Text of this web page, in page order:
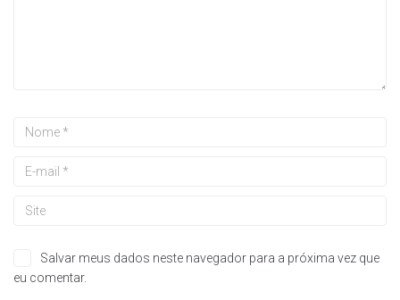
Salvar meus dados neste navegador para a próxima vez que
eu comentar.